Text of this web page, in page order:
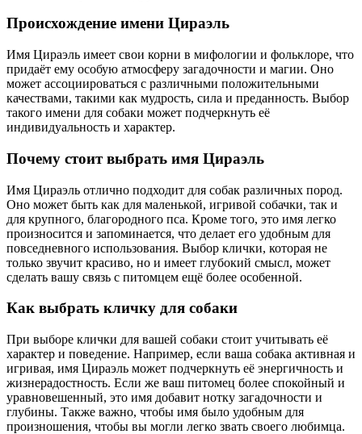
Происхождение имени Цираэль
Имя Цираэль имеет свои корни в мифологии и фольклоре, что
придаёт ему особую атмосферу загадочности и магии. Оно
может ассоциироваться с различными положительными
качествами, такими как мудрость, сила и преданность. Выбор
такого имени для собаки может подчеркнуть её
индивидуальность и характер.
Почему стоит выбрать имя Цираэль
Имя Цираэль отлично подходит для собак различных пород.
Оно может быть как для маленькой, игривой собачки, так и
для крупного, благородного пса. Кроме того, это имя легко
произносится и запоминается, что делает его удобным для
повседневного использования. Выбор клички, которая не
только звучит красиво, но и имеет глубокий смысл, может
сделать вашу связь с питомцем ещё более особенной.
Как выбрать кличку для собаки
При выборе клички для вашей собаки стоит учитывать её
характер и поведение. Например, если ваша собака активная и
игривая, имя Цираэль может подчеркнуть её энергичность и
жизнерадостность. Если же ваш питомец более спокойный и
уравновешенный, это имя добавит нотку загадочности и
глубины. Также важно, чтобы имя было удобным для
произношения, чтобы вы могли легко звать своего любимца.